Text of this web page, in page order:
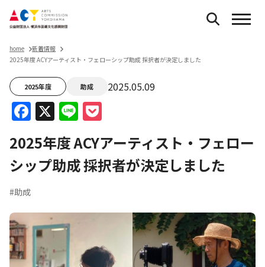
home
新着情報
2025年度 ACYアーティスト・フェローシップ助成 採択者が決定しました
2025年度 助成 2025.05.09
Facebook
X Line
2025年度 ACYアーティスト・フェロー
シップ助成 採択者が決定しました
#助成